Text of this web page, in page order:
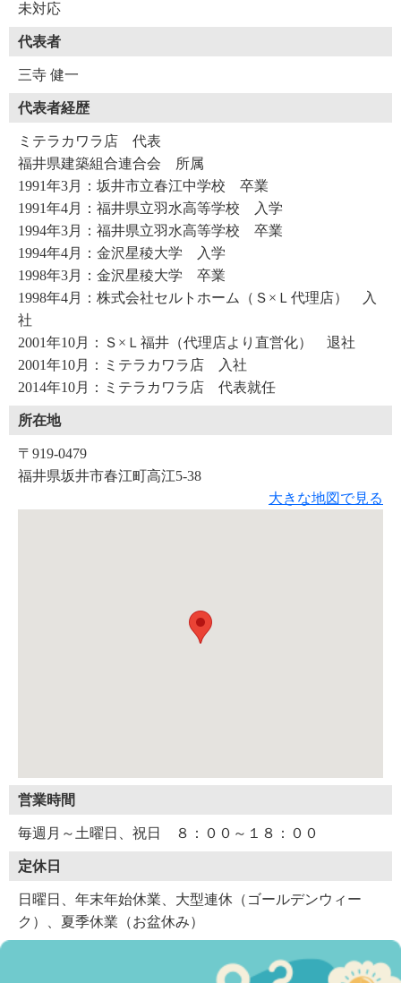
未対応
代表者
三寺 健一
代表者経歴
ミテラカワラ店 代表
福井県建築組合連合会 所属
1991年3月：坂井市立春江中学校 卒業
1991年4月：福井県立羽水高等学校 入学
1994年3月：福井県立羽水高等学校 卒業
1994年4月：金沢星稜大学 入学
1998年3月：金沢星稜大学 卒業
1998年4月：株式会社セルトホーム（Ｓ×Ｌ代理店） 入
社
2001年10月：Ｓ×Ｌ福井（代理店より直営化） 退社
2001年10月：ミテラカワラ店 入社
2014年10月：ミテラカワラ店 代表就任
所在地
〒919-0479
福井県坂井市春江町高江5-38
大きな地図で見る
営業時間
毎週月～土曜日、祝日 ８：００～１８：００
定休日
日曜日、年末年始休業、大型連休（ゴールデンウィー
ク）、夏季休業（お盆休み）